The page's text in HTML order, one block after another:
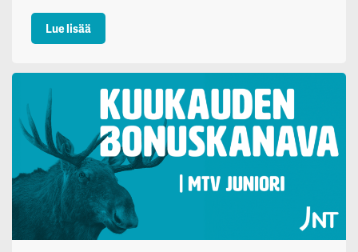
Lue lisää: Kuukauden bonuskanava elokuu